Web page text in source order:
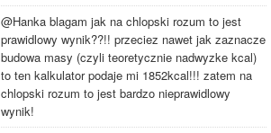
@Hanka blagam jak na chlopski rozum to jest
prawidlowy wynik??!! przeciez nawet jak zaznacze
budowa masy (czyli teoretycznie nadwyzke kcal)
to ten kalkulator podaje mi 1852kcal!!! zatem na
chlopski rozum to jest bardzo nieprawidlowy
wynik!